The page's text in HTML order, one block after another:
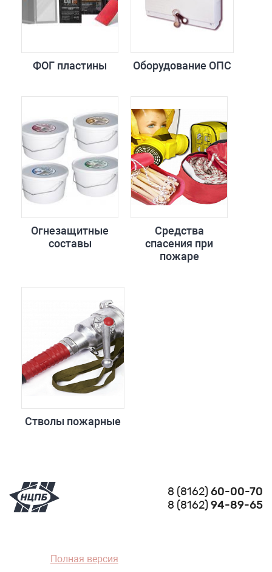
ФОГ пластины Оборудование ОПС
Огнезащитные
составы
Средства
спасения при
пожаре
Стволы пожарные
8 (8162)60-00-70
8 (8162)94-89-65
Полная версия